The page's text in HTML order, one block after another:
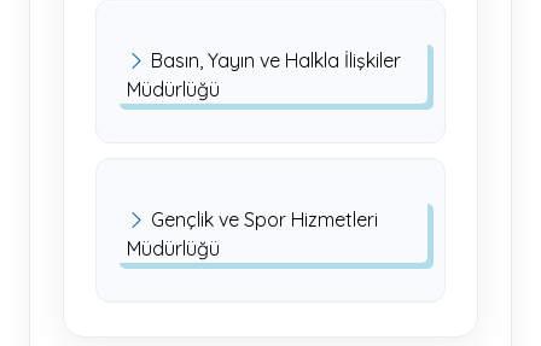
Basın, Yayın ve Halkla İlişkiler
Müdürlüğü
Gençlik ve Spor Hizmetleri
Müdürlüğü